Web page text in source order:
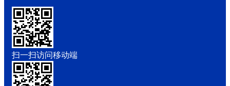
扫一扫访问移动端